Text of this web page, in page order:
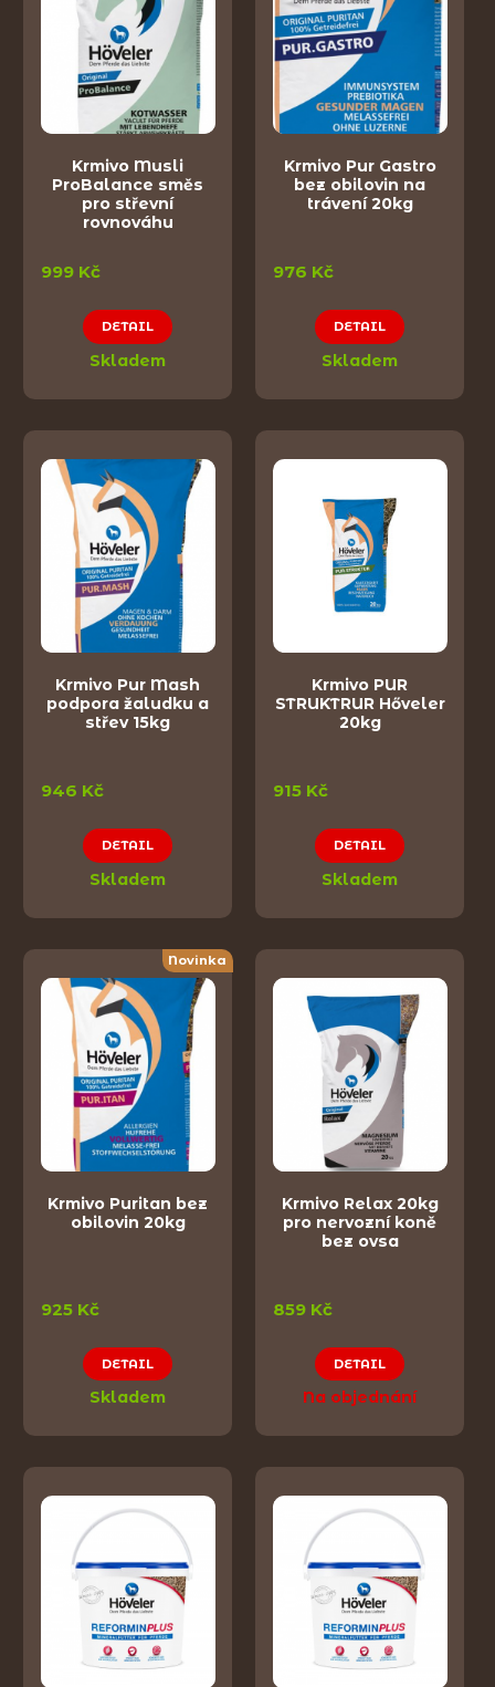
Krmivo Musli
ProBalance směs
pro střevní
rovnováhu
999 Kč
DETAIL
Skladem
Krmivo Pur Gastro
bez obilovin na
trávení 20kg
976 Kč
DETAIL
Skladem
Krmivo Pur Mash
podpora žaludku a
střev 15kg
946 Kč
DETAIL
Skladem
Krmivo PUR
STRUKTRUR Hőveler
20kg
915 Kč
DETAIL
Skladem
Novinka
Krmivo Puritan bez
obilovin 20kg
925 Kč
DETAIL
Skladem
Krmivo Relax 20kg
pro nervozní koně
bez ovsa
859 Kč
DETAIL
Na objednání